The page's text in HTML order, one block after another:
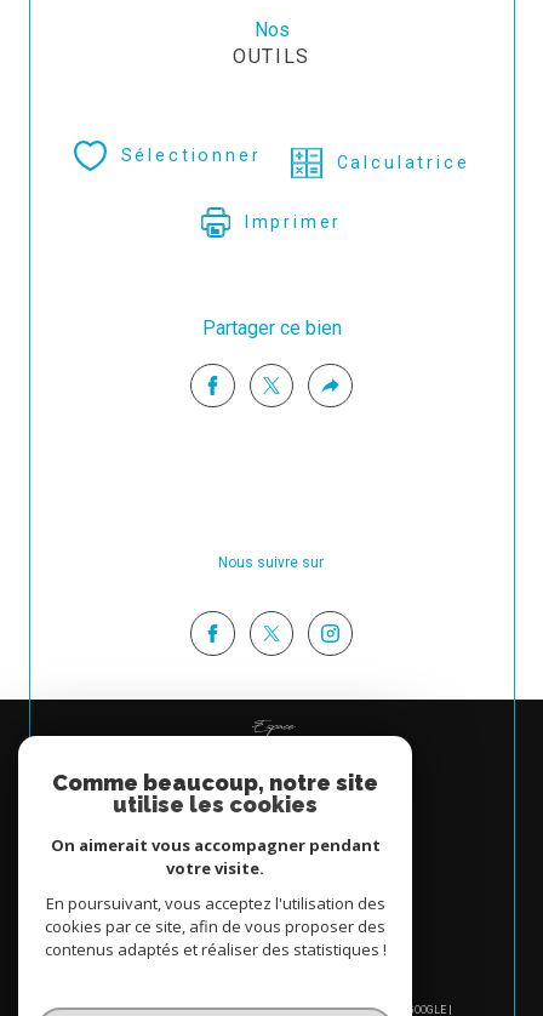
Nos
OUTILS
Sélectionner Calculatrice
Imprimer
Partager ce bien
Nous suivre sur
Espace
Se connecter
© 2026 | TOUS DROITS RÉSERVÉS | TRADUCTION POWERED BY GOOGLE |
Comme beaucoup, notre site
utilise les cookies
On aimerait vous accompagner pendant
votre visite.
En poursuivant, vous acceptez l'utilisation des
cookies par ce site, afin de vous proposer des
contenus adaptés et réaliser des statistiques !